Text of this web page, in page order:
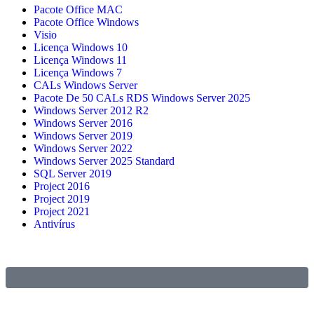
Pacote Office MAC
Pacote Office Windows
Visio
Licença Windows 10
Licença Windows 11
Licença Windows 7
CALs Windows Server
Pacote De 50 CALs RDS Windows Server 2025
Windows Server 2012 R2
Windows Server 2016
Windows Server 2019
Windows Server 2022
Windows Server 2025 Standard
SQL Server 2019
Project 2016
Project 2019
Project 2021
Antivírus